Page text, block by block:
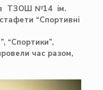
ТЗОШ №14 ім.
“Спортивні
“Спортики”,
час разом,